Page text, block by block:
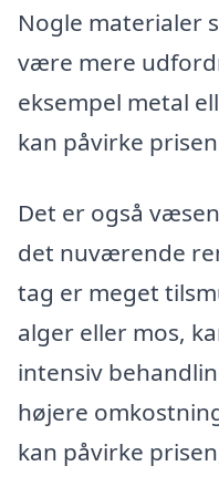
Nogle materialer
være mere
eksempel metal
kan påvirke
Det er også
det nuværende
tag er meget
alger eller mos,
intensiv
højere
kan påvirke